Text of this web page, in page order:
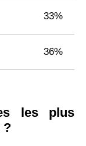
33%
36%
les plus
?